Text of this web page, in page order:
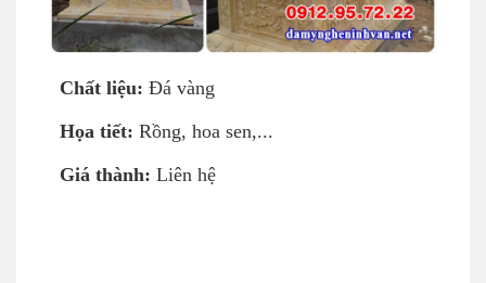
Chất liệu: Đá vàng
Họa tiết: Rồng, hoa sen,...
Giá thành: Liên hệ